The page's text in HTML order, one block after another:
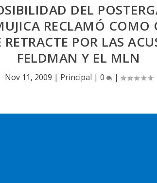
DEL
RECLAMÓ
RETRACTE POR LAS
FELDMAN Y EL MLN
Nov 11, 2009 | Principal | 0 |